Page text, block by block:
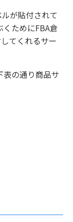
が貼付されて
ためにFBA倉
てくれるサー
表の通り商品サ